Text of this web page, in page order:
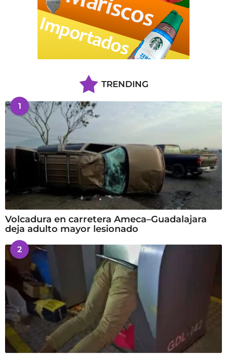
TRENDING
1
Volcadura en carretera Ameca–Guadalajara
deja adulto mayor lesionado
2